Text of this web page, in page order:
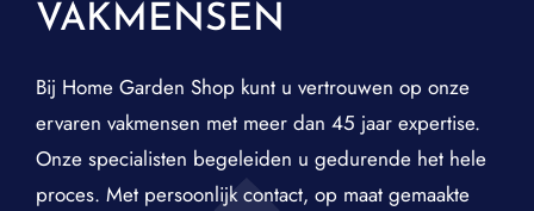
VAKMENSEN
Bij Home Garden Shop kunt u vertrouwen op onze
ervaren vakmensen met meer dan 45 jaar expertise.
Onze specialisten begeleiden u gedurende het hele
proces. Met persoonlijk contact, op maat gemaakte